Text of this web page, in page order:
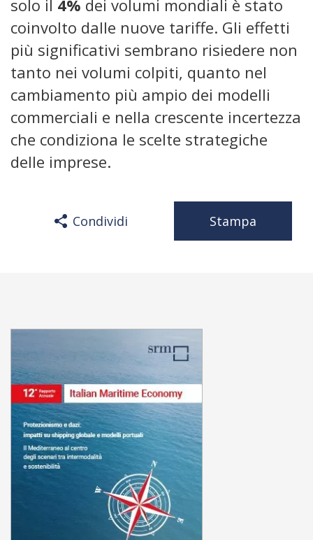
solo il 4% dei volumi mondiali è stato
coinvolto dalle nuove tariffe. Gli effetti
più significativi sembrano risiedere non
tanto nei volumi colpiti, quanto nel
cambiamento più ampio dei modelli
commerciali e nella crescente incertezza
che condiziona le scelte strategiche
delle imprese.
Condividi Stampa